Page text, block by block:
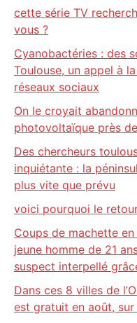
cette série TV
vous ?
Cyanobactéries : des
Toulouse, un appel à
réseaux sociaux
On le croyait
photovoltaïque près
Des chercheurs
inquiétante : la
plus vite que prévu
voici pourquoi le
Coups de machette
jeune homme de 21
suspect interpellé
Dans ces 8 villes de
est gratuit en août,